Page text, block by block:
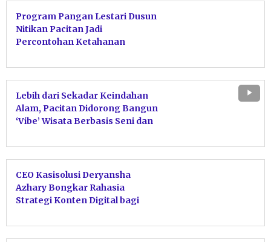
Program Pangan Lestari Dusun
Nitikan Pacitan Jadi
Percontohan Ketahanan
Lebih dari Sekadar Keindahan
Alam, Pacitan Didorong Bangun
‘Vibe’ Wisata Berbasis Seni dan
CEO Kasisolusi Deryansha
Azhary Bongkar Rahasia
Strategi Konten Digital bagi